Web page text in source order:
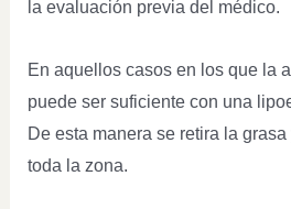
la evaluación previa del médico.
En aquellos casos en los que la
puede ser suficiente con una
De esta manera se retira la
toda la zona.